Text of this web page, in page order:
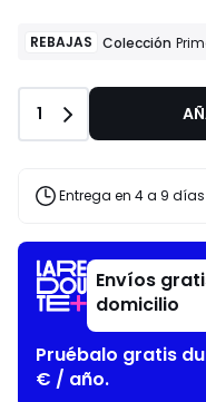
de
€
33%
descuento
REBAJAS Colección
Cantidad
1
Entrega en 4 a 9
Envíos
domicilio
Pruébalo gratis
€ / año.